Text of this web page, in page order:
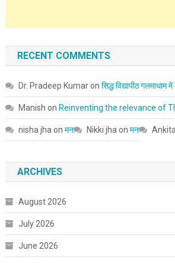
RECENT COMMENTS
Dr. Pradeep Kumaron सिद्ध विद्यापीठ
Manish on Reinventing the relevance of
nisha jha on मन Nikki jha on मन Ankita
ARCHIVES
August 2026
July 2026
June 2026